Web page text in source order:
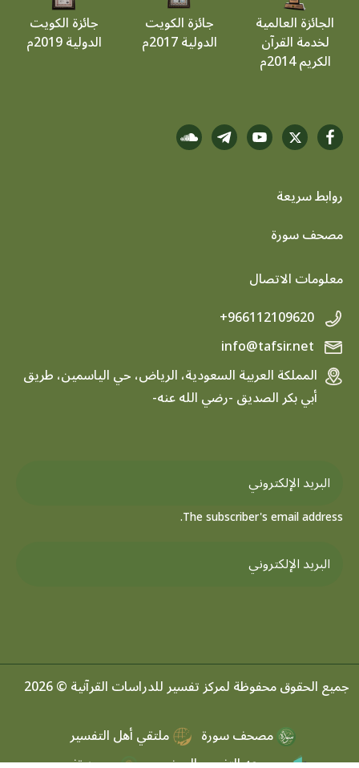
الجائزة العالمية
لخدمة القرآن
الكريم 2014م
جائزة الكويت
الدولية 2017م
جائزة الكويت
الدولية 2019م
روابط سريعة
footer menu
مصحف سورة
معلومات الاتصال
+966112109620
المملكة العربية السعودية، الرياض، حي الياسمين، طريق
أبي بكر الصديق -رضي الله عنه-
The subscriber's email address.
جميع الحقوق محفوظة لمركز تفسير للدراسات القرآنية © 2026
مصحف سورة
ملتقي أهل التفسير